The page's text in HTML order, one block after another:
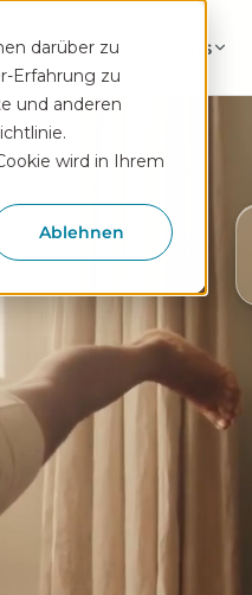
darüber zu
Erfahrung zu
und anderen
wird in Ihrem
Ablehnen
Hilfe Über uns